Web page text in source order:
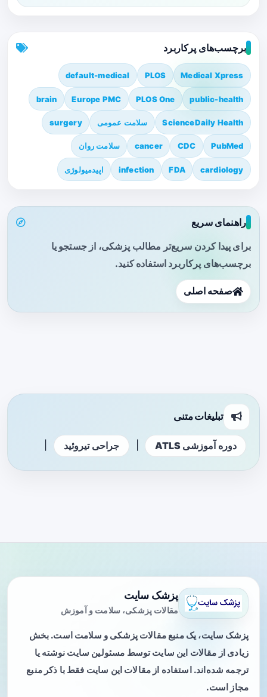
برچسب‌های پرکاربرد
Medical Xpress
PLOS
default-medical
public-health
PLOS One
Europe PMC
brain
ScienceDaily Health سلامت عمومی surgery
PubMed
CDC
cancer سلامت روان
cardiology
FDA
infection اپیدمیولوژی
راهنمای سریع
برای پیدا کردن سریع‌تر مطالب پزشکی، از جستجو یا
برچسب‌های پرکاربرد استفاده کنید.
صفحه اصلی
تبلیغات متنی
دوره آموزشی ATLS جراحی تیروئید
پزشک سایت
مقالات پزشکی، سلامت و آموزش
پزشک سایت، یک منبع مقالات پزشکی و سلامت است. بخش
زیادی از مقالات این سایت توسط مسئولین سایت نوشته یا
ترجمه شده‌اند. استفاده از مقالات این سایت فقط با ذکر منبع
مجاز است.